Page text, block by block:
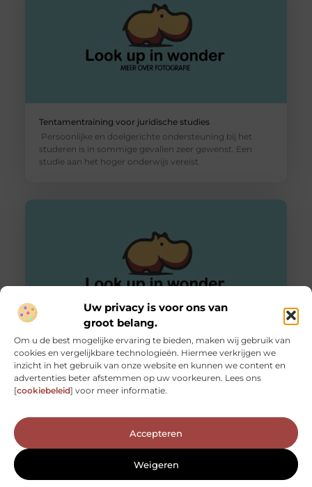
Uw privacy is voor ons van
groot belang.
Om u de best mogelijke ervaring te bieden, maken wij gebruik van
cookies en vergelijkbare technologieën. Hiermee verkrijgen we
inzicht in het gebruik van onze website en kunnen we content en
advertenties beter afstemmen op uw voorkeuren. Lees ons
[cookiebeleid] voor meer informatie.
Accepteren
Weigeren
Tentamentraining voor juridische studies
Persoonlijke en doelgerichte ondersteuning bij het
studeren is in sommige gevallen zeer gewenst. Een
studie aan het hoger onderwijs vereist
Gadgets voor in de auto
Er wordt gemiddeld 13.000 kilometer gereden door de
Nederlandse automobilist per jaar. Dit blijkt uit de cijfers
van het Centraal